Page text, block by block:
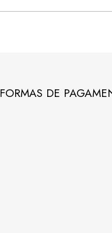
FORMAS DE